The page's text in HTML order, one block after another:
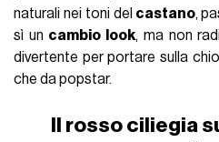
naturali nei toni del castano,
sì un cambio look, ma non
divertente per portare sulla
che da popstar.
Il rosso ciliegia